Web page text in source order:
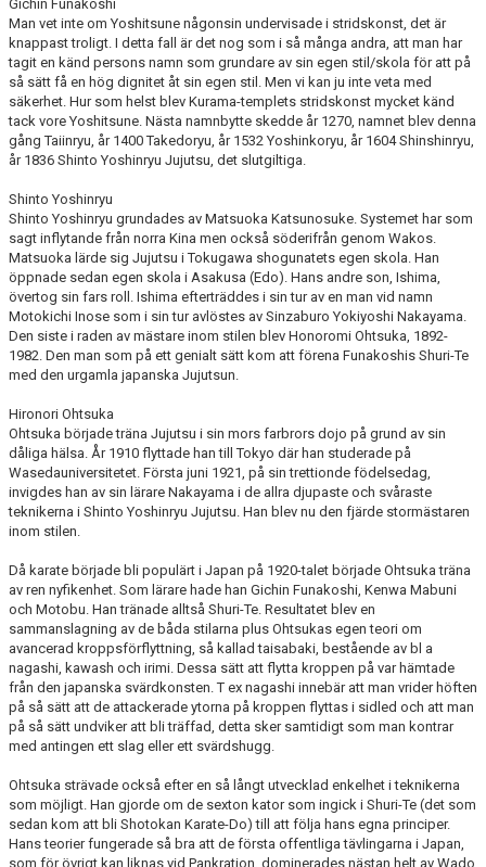
Gichin Funakoshi
Man vet inte om Yoshitsune någonsin undervisade i stridskonst, det är
knappast troligt. I detta fall är det nog som i så många andra, att man har
tagit en känd persons namn som grundare av sin egen stil/skola för att på
så sätt få en hög dignitet åt sin egen stil. Men vi kan ju inte veta med
säkerhet. Hur som helst blev Kurama-templets stridskonst mycket känd
tack vore Yoshitsune. Nästa namnbytte skedde år 1270, namnet blev denna
gång Taiinryu, år 1400 Takedoryu, år 1532 Yoshinkoryu, år 1604 Shinshinryu,
år 1836 Shinto Yoshinryu Jujutsu, det slutgiltiga.
Shinto Yoshinryu
Shinto Yoshinryu grundades av Matsuoka Katsunosuke. Systemet har som
sagt inflytande från norra Kina men också söderifrån genom Wakos.
Matsuoka lärde sig Jujutsu i Tokugawa shogunatets egen skola. Han
öppnade sedan egen skola i Asakusa (Edo). Hans andre son, Ishima,
övertog sin fars roll. Ishima efterträddes i sin tur av en man vid namn
Motokichi Inose som i sin tur avlöstes av Sinzaburo Yokiyoshi Nakayama.
Den siste i raden av mästare inom stilen blev Honoromi Ohtsuka, 1892-
1982. Den man som på ett genialt sätt kom att förena Funakoshis Shuri-Te
med den urgamla japanska Jujutsun.
Hironori Ohtsuka
Ohtsuka började träna Jujutsu i sin mors farbrors dojo på grund av sin
dåliga hälsa. År 1910 flyttade han till Tokyo där han studerade på
Wasedauniversitetet. Första juni 1921, på sin trettionde födelsedag,
invigdes han av sin lärare Nakayama i de allra djupaste och svåraste
teknikerna i Shinto Yoshinryu Jujutsu. Han blev nu den fjärde stormästaren
inom stilen.
Då karate började bli populärt i Japan på 1920-talet började Ohtsuka träna
av ren nyfikenhet. Som lärare hade han Gichin Funakoshi, Kenwa Mabuni
och Motobu. Han tränade alltså Shuri-Te. Resultatet blev en
sammanslagning av de båda stilarna plus Ohtsukas egen teori om
avancerad kroppsförflyttning, så kallad taisabaki, bestående av bl a
nagashi, kawash och irimi. Dessa sätt att flytta kroppen på var hämtade
från den japanska svärdkonsten. T ex nagashi innebär att man vrider höften
på så sätt att de attackerade ytorna på kroppen flyttas i sidled och att man
på så sätt undviker att bli träffad, detta sker samtidigt som man kontrar
med antingen ett slag eller ett svärdshugg.
Ohtsuka strävade också efter en så långt utvecklad enkelhet i teknikerna
som möjligt. Han gjorde om de sexton kator som ingick i Shuri-Te (det som
sedan kom att bli Shotokan Karate-Do) till att följa hans egna principer.
Hans teorier fungerade så bra att de första offentliga tävlingarna i Japan,
som för övrigt kan liknas vid Pankration, dominerades nästan helt av Wado